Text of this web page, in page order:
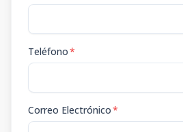
Teléfono*
Correo Electrónico*